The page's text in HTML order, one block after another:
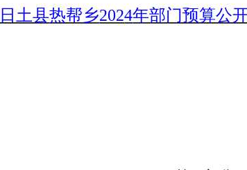
土县热帮乡2024年部门预算公